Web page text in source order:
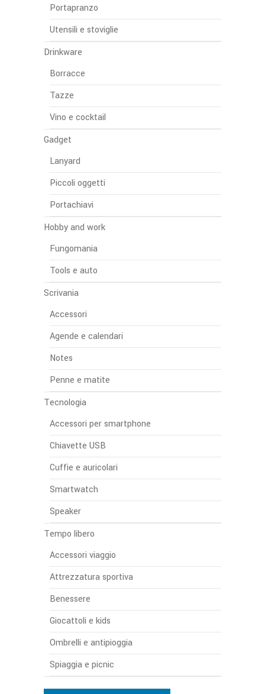
Portapranzo
Utensili e stoviglie
Drinkware
Borracce
Tazze
Vino e cocktail
Gadget
Lanyard
Piccoli oggetti
Portachiavi
Hobby and work
Fungomania
Tools e auto
Scrivania
Accessori
Agende e calendari
Notes
Penne e matite
Tecnologia
Accessori per smartphone
Chiavette USB
Cuffie e auricolari
Smartwatch
Speaker
Tempo libero
Accessori viaggio
Attrezzatura sportiva
Benessere
Giocattoli e kids
Ombrelli e antipioggia
Spiaggia e picnic